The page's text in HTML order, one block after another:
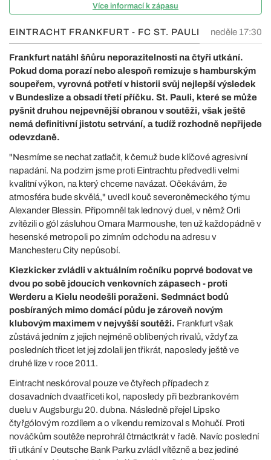
Více informací k zápasu
EINTRACHT FRANKFURT - FC ST. PAULI neděle 17:30
Frankfurt natáhl šňůru neporazitelnosti na čtyři utkání.
Pokud doma porazí nebo alespoň remizuje s hamburským
soupeřem, vyrovná potřetí v historii svůj nejlepší výsledek
v Bundeslize a obsadí třetí příčku. St. Pauli, které se může
pyšnit druhou nejpevnější obranou v soutěži, však ještě
nemá definitivní jistotu setrvání, a tudíž rozhodně nepřijede
odevzdaně.
"Nesmíme se nechat zatlačit, k čemuž bude klíčové agresivní
napadání. Na podzim jsme proti Eintrachtu předvedli velmi
kvalitní výkon, na který chceme navázat. Očekávám, že
atmosféra bude skvělá," uvedl kouč severoněmeckého týmu
Alexander Blessin. Připomněl tak lednový duel, v němž Orli
zvítězili o gól zásluhou Omara Marmoushe, ten už každopádně v
hesenské metropoli po zimním odchodu na adresu v
Manchesteru City nepůsobí.
Kiezkicker zvládli v aktuálním ročníku poprvé bodovat ve
dvou po sobě jdoucích venkovních zápasech - proti
Werderu a Kielu neodešli poraženi. Sedmnáct bodů
posbíraných mimo domácí půdu je zároveň novým
klubovým maximem v nejvyšší soutěži. Frankfurt však
zůstává jedním z jejich nejméně oblíbených rivalů, vždyť za
posledních třicet let jej zdolali jen třikrát, naposledy ještě ve
druhé lize v roce 2011.
Eintracht neskóroval pouze ve čtyřech případech z
dosavadních dvaatřiceti kol, naposledy při bezbrankovém
duelu v Augsburgu 20. dubna. Následně přejel Lipsko
čtyřgólovým rozdílem a o víkendu remizoval s Mohučí. Proti
nováčkům soutěže neprohrál čtrnáctkrát v řadě. Navíc poslední
tři utkání v Deutsche Bank Parku zvládl vítězně a bez jediné